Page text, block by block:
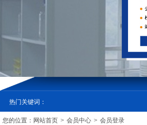
热门关键词：
您的位置： 网站首页 > 会员中心 > 会员登录